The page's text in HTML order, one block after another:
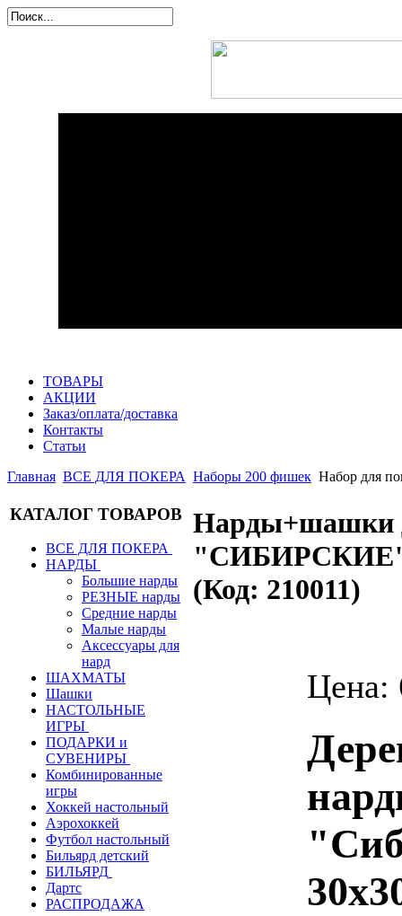
ТОВАРЫ
АКЦИИ
Заказ/оплата/доставка
Контакты
Статьи
Главная ВСЕ ДЛЯ ПОКЕРА Наборы 200 фишек Набор для
КАТАЛОГ ТОВАРОВ
ВСЕ ДЛЯ ПОКЕРА
НАРДЫ
Большие нарды
РЕЗНЫЕ нарды
Средние нарды
Малые нарды
Аксессуары для
нард
ШАХМАТЫ
Шашки
НАСТОЛЬНЫЕ
ИГРЫ
ПОДАРКИ и
СУВЕНИРЫ
Комбинированные
игры
Хоккей настольный
Аэрохоккей
Футбол настольный
Бильярд детский
БИЛЬЯРД
Дартс
РАСПРОДАЖА
Нарды+шашки
"СИБИРСКИЕ"
(Код: 210011)
Цена: